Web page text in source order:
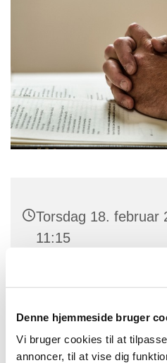
Denne hjemmeside bruger
Vi bruger cookies til at
annoncer, til at vise dig
Torsdag 18. februar
11:15
Brian Dan